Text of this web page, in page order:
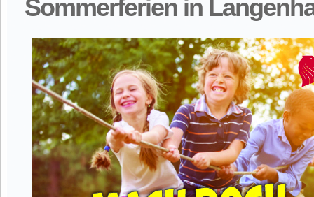
Sommerferien in